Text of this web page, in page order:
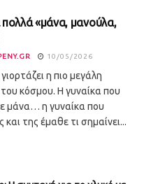
πολλά «μάνα, μανούλα,
10/05/2026
η πιο μεγάλη
κόσμου. Η γυναίκα που
μάνα… η γυναίκα που
της έμαθε τι σημαίνει...